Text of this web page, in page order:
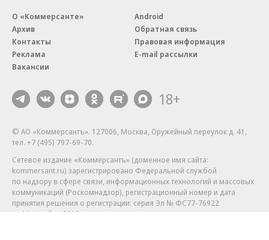
О «Коммерсанте»
Архив
Контакты
Реклама
Вакансии
Android
Обратная связь
Правовая информация
E-mail рассылки
18+
© АО «Коммерсантъ». 127006, Москва, Оружейный переулок д. 41,
тел. +7 (495) 797-69-70.
Сетевое издание «Коммерсантъ» (доменное имя сайта:
kommersant.ru) зарегистрировано Федеральной службой
по надзору в сфере связи, информационных технологий и массовых
коммуникаций (Роскомнадзор), регистрационный номер и дата
принятия решения о регистрации: серия Эл № ФС77-76922
от 11 октября 2019 г.